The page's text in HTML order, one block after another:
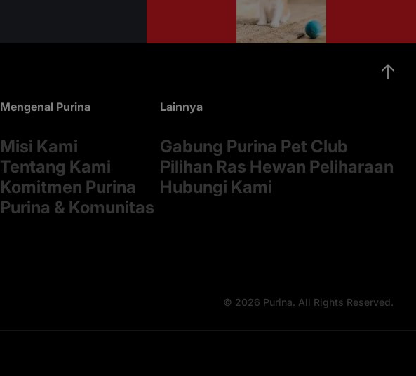
Mengenal Purina
Misi Kami
Tentang Kami
Komitmen Purina
Purina & Komunitas
Lainnya
Gabung Purina Pet Club
Pilihan Ras Hewan Peliharaan
Hubungi Kami
© 2026 Purina. All Rights Reserved.